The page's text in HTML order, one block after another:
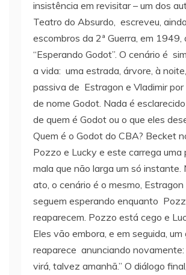
insistência em revisitar – um dos
Teatro do Absurdo, escreveu,
escombros da 2ª Guerra, em 1949,
“Esperando Godot”. O cenário é
a vida: uma estrada, árvore, à
passiva de Estragon e Vladimir por
de nome Godot. Nada é
de quem é Godot ou o que eles
Quem é o Godot do CBA? Becket
Pozzo e Lucky e este carrega uma
mala que não larga um só instante.
ato, o cenário é o mesmo, Estragon
seguem esperando enquanto
reaparecem. Pozzo está cego e
Eles vão embora, e em seguida, um
reaparece anunciando novamente:
virá, talvez amanhã.” O diálogo